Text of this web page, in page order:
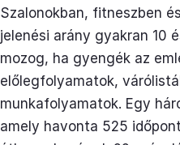
Szalonokban, fitneszben
jelenési arány gyakran 10
mozog, ha gyengék az
előlegfolyamatok,
munkafolyamatok. Egy
amely havonta 525